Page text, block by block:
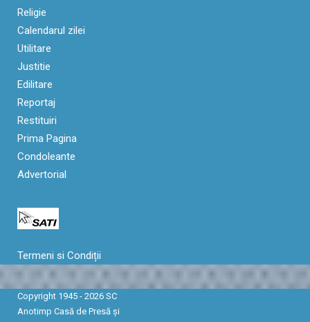
Religie
Calendarul zilei
Utilitare
Justitie
Edilitare
Reportaj
Restituiri
Prima Pagina
Condoleante
Advertorial
Termeni si Condiții
Copyright 1945 - 2026 SC
Anotimp Casă de Presă şi